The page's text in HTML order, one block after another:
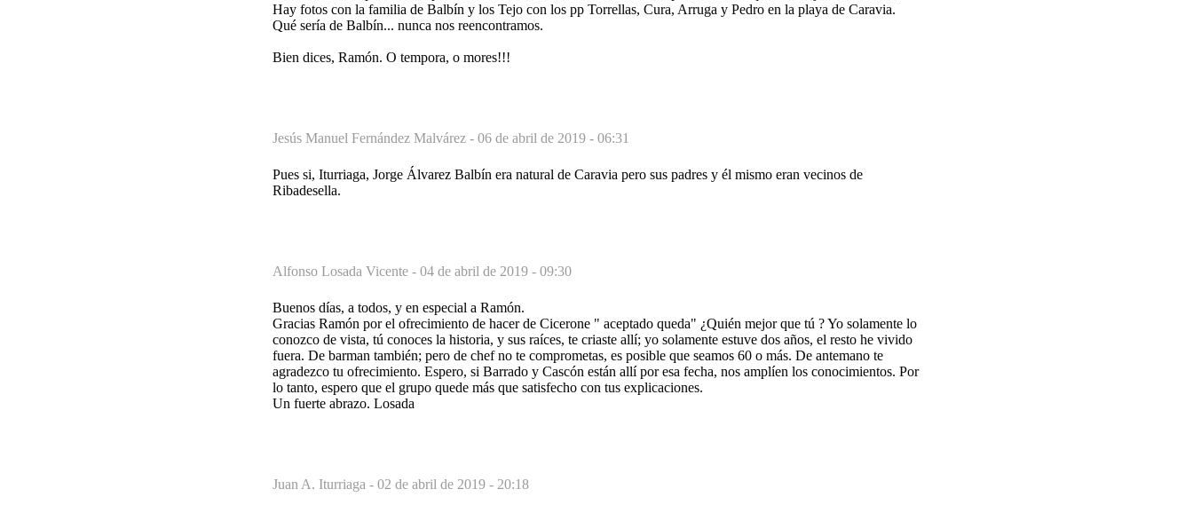
Hay fotos con la familia de Balbín y los Tejo con los pp Torrellas, Cura, Arruga y Pedro en la playa de Caravia.
Qué sería de Balbín... nunca nos reencontramos.
Bien dices, Ramón. O tempora, o mores!!!
Jesús Manuel Fernández Malvárez - 06 de abril de 2019 - 06:31
Pues si, Iturriaga, Jorge Álvarez Balbín era natural de Caravia pero sus padres y él mismo eran vecinos de
Ribadesella.
Alfonso Losada Vicente - 04 de abril de 2019 - 09:30
Buenos días, a todos, y en especial a Ramón.
Gracias Ramón por el ofrecimiento de hacer de Cicerone " aceptado queda" ¿Quién mejor que tú ? Yo solamente lo
conozco de vista, tú conoces la historia, y sus raíces, te criaste allí; yo solamente estuve dos años, el resto he vivido
fuera. De barman también; pero de chef no te comprometas, es posible que seamos 60 o más. De antemano te
agradezco tu ofrecimiento. Espero, si Barrado y Cascón están allí por esa fecha, nos amplíen los conocimientos. Por
lo tanto, espero que el grupo quede más que satisfecho con tus explicaciones.
Un fuerte abrazo. Losada
Juan A. Iturriaga - 02 de abril de 2019 - 20:18